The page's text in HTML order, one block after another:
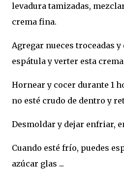
levadura tamizadas,
crema fina.
Agregar nueces troceadas
espátula y verter esta
Hornear y cocer durante 1
no esté crudo de dentro y
Desmoldar y dejar enfriar,
Cuando esté frío, puedes
azúcar glas ...